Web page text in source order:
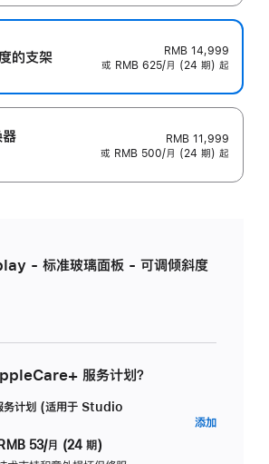
的支‍架
RMB 14,999
或 RMB 625/月 (24 期) 起
RMB 11,999
或 RMB 500/月 (24 期) 起
- 标准玻璃面板 - 可调倾斜度
服务计划？
计划 (适用于 Studio
RMB 53/月 (24 期)
添加